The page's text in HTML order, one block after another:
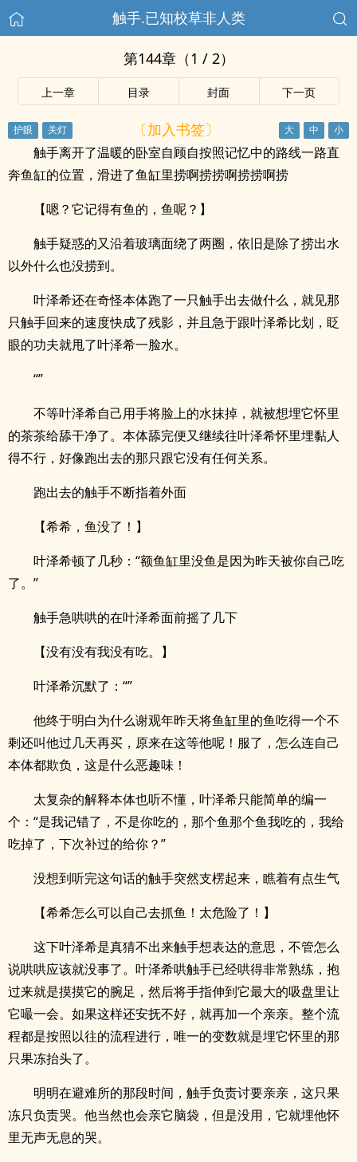
触手.已知校草非人类
第144章（1 / 2）
上一章 目录 封面 下一页
〔加入书签〕
触手离开了温暖的卧室自顾自按照记忆中的路线一路直
奔鱼缸的位置，滑进了鱼缸里捞啊捞捞啊捞捞啊捞
【嗯？它记得有鱼的，鱼呢？】
触手疑惑的又沿着玻璃面绕了两圈，依旧是除了捞出水
以外什么也没捞到。
叶泽希还在奇怪本体跑了一只触手出去做什么，就见那
只触手回来的速度快成了残影，并且急于跟叶泽希比划，眨
眼的功夫就甩了叶泽希一脸水。
“”
不等叶泽希自己用手将脸上的水抹掉，就被想埋它怀里
的茶茶给舔干净了。本体舔完便又继续往叶泽希怀里埋黏人
得不行，好像跑出去的那只跟它没有任何关系。
跑出去的触手不断指着外面
【希希，鱼没了！】
叶泽希顿了几秒：“额鱼缸里没鱼是因为昨天被你自己吃
了。”
触手急哄哄的在叶泽希面前摇了几下
【没有没有我没有吃。】
叶泽希沉默了：“”
他终于明白为什么谢观年昨天将鱼缸里的鱼吃得一个不
剩还叫他过几天再买，原来在这等他呢！服了，怎么连自己
本体都欺负，这是什么恶趣味！
太复杂的解释本体也听不懂，叶泽希只能简单的编一
个：“是我记错了，不是你吃的，那个鱼那个鱼我吃的，我给
吃掉了，下次补过的给你？”
没想到听完这句话的触手突然支楞起来，瞧着有点生气
【希希怎么可以自己去抓鱼！太危险了！】
这下叶泽希是真猜不出来触手想表达的意思，不管怎么
说哄哄应该就没事了。叶泽希哄触手已经哄得非常熟练，抱
过来就是摸摸它的腕足，然后将手指伸到它最大的吸盘里让
它嘬一会。如果这样还安抚不好，就再加一个亲亲。整个流
程都是按照以往的流程进行，唯一的变数就是埋它怀里的那
只果冻抬头了。
明明在避难所的那段时间，触手负责讨要亲亲，这只果
冻只负责哭。他当然也会亲它脑袋，但是没用，它就埋他怀
里无声无息的哭。